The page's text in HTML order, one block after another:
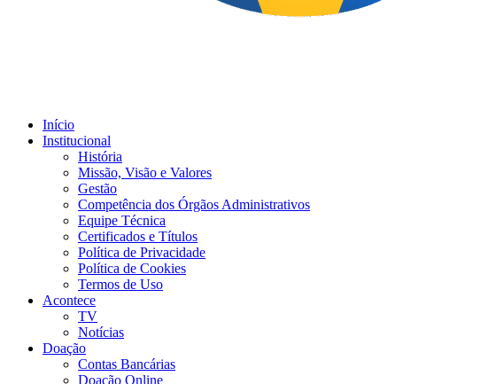
Início
Institucional
História
Missão, Visão e Valores
Gestão
Competência dos Órgãos Administrativos
Equipe Técnica
Certificados e Títulos
Política de Privacidade
Política de Cookies
Termos de Uso
Acontece
TV
Notícias
Doação
Contas Bancárias
Doação Online